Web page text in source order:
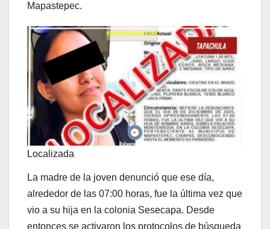
Mapastepec.
Localizada
La madre de la joven denunció que ese día,
alrededor de las 07:00 horas, fue la última vez que
vio a su hija en la colonia Sesecapa. Desde
entonces se activaron los protocolos de búsqueda